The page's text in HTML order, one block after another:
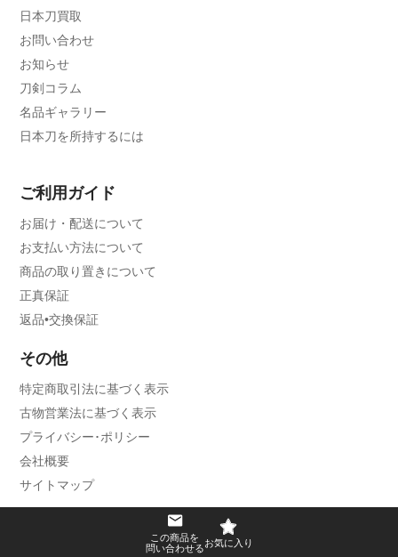
この商品を
問い合わせる
日本刀買取
お問い合わせ
お知らせ
刀剣コラム
名品ギャラリー
日本刀を所持するには
ご利用ガイド
お届け・配送について
お支払い方法について
商品の取り置きについて
正真保証
返品•交換保証
その他
特定商取引法に基づく表示
古物営業法に基づく表示
プライバシー･ポリシー
会社概要
サイトマップ